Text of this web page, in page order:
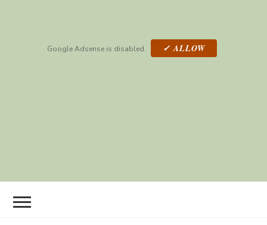
Google Adsense is disabled. ✓ ALLOW